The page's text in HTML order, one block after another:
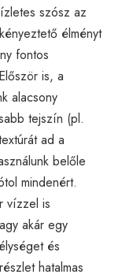
szósz az
élményt
fontos
is, a
alacsony
tejszín (pl.
ad a
belőle
mindenért.
vízzel is
akár egy
és
hatalmas